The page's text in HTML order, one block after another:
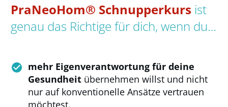
PraNeoHom® Schnupperkurs ist
genau das Richtige für dich, wenn du…
mehr Eigenverantwortung für deine
Gesundheit übernehmen willst und nicht
nur auf konventionelle Ansätze vertrauen
möchtest.